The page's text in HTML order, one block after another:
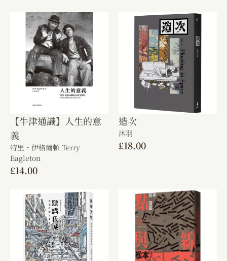
【牛津通識】人生的意
義
特里・伊格爾頓 Terry
Eagleton
£14.00
造次
沐羽
£18.00